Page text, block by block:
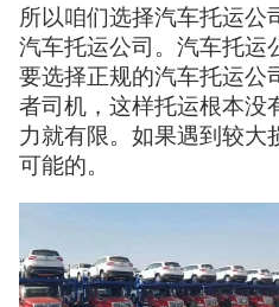
所以咱们选择汽车托运公
汽车托运公司。汽车托运
要选择正规的汽车托运公
者司机，这样托运根本没
力就有限。如果遇到较大
可能的。